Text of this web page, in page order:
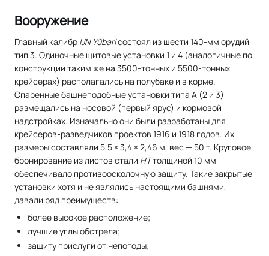
Вооружение
Главный калибр IJN Yūbariсостоял из шести 140-мм орудий
тип 3. Одиночные щитовые установки 1 и 4 (аналогичные по
конструкции таким же на 3500-тонных и 5500-тонных
крейсерах) располагались на полубаке и в корме.
Спаренные башнеподобные установки типа A (2 и 3)
размещались на носовой (первый ярус) и кормовой
надстройках. Изначально они были разработаны для
крейсеров-разведчиков проектов 1916 и 1918 годов. Их
размеры составляли 5,5 × 3,4 × 2,46 м, вес — 50 т. Круговое
бронирование из листов стали HTтолщиной 10 мм
обеспечивало противоосколочную защиту. Такие закрытые
установки хотя и не являлись настоящими башнями,
давали ряд преимуществ:
более высокое расположение;
лучшие углы обстрела;
защиту прислуги от непогоды;